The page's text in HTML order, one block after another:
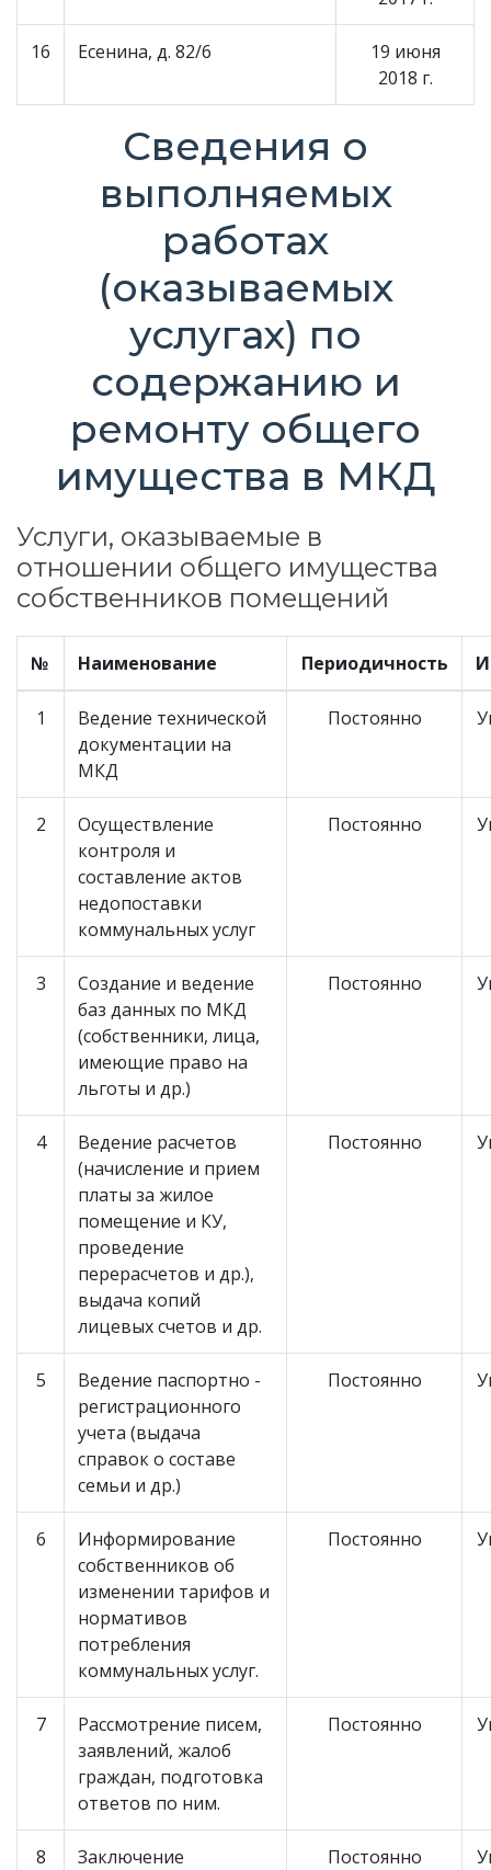
16 Есенина, д. 82/6
19 июня
2018 г.
Сведения о
выполняемых
работах
(оказываемых
услугах) по
содержанию и
ремонту общего
имущества в МКД
Услуги, оказываемые в
отношении общего имущества
собственников помещений
№ Наименование Периодичность
1
Ведение технической
документации на
МКД
Постоянно
2
Осуществление
контроля и
составление актов
недопоставки
коммунальных услуг
Постоянно
3
Создание и ведение
баз данных по МКД
(собственники, лица,
имеющие право на
льготы и др.)
Постоянно
4
Ведение расчетов
(начисление и прием
платы за жилое
помещение и КУ,
проведение
перерасчетов и др.),
выдача копий
лицевых счетов и др.
Постоянно
5
Ведение паспортно -
регистрационного
учета (выдача
справок о составе
семьи и др.)
Постоянно
6
Информирование
собственников об
изменении тарифов и
нормативов
потребления
коммунальных услуг.
Постоянно
7
Рассмотрение писем,
заявлений, жалоб
граждан, подготовка
ответов по ним.
Постоянно
8
Заключение
Постоянно